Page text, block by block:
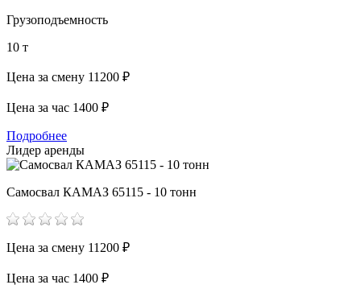
Грузоподъемность
10 т
Цена за смену 11200 ₽
Цена за час 1400 ₽
Подробнее
Лидер аренды
Самосвал КАМАЗ 65115 - 10 тонн
Цена за смену 11200 ₽
Цена за час 1400 ₽